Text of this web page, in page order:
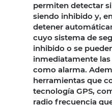
permiten detectar
siendo inhibido y,
detener
cuyo sistema de
inhibido o se
inmediatamente
como alarma.
herramientas que
tecnología GPS,
radio frecuencia